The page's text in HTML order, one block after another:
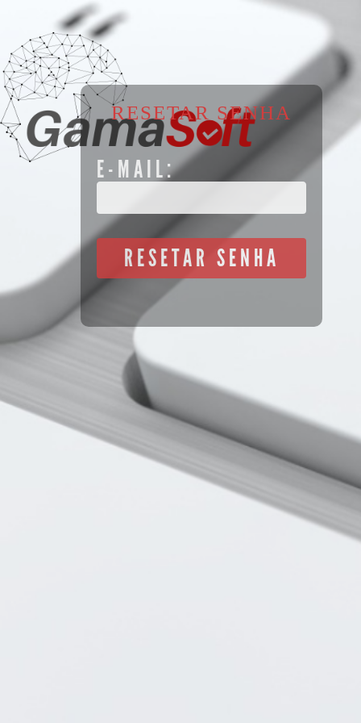
RESETAR SENHA
E-MAIL:
RESETAR SENHA